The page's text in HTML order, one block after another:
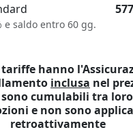
e saldo entro 60 gg.
hanno
inclusa nel
cumulabili tra
e non sono
retroattivamente